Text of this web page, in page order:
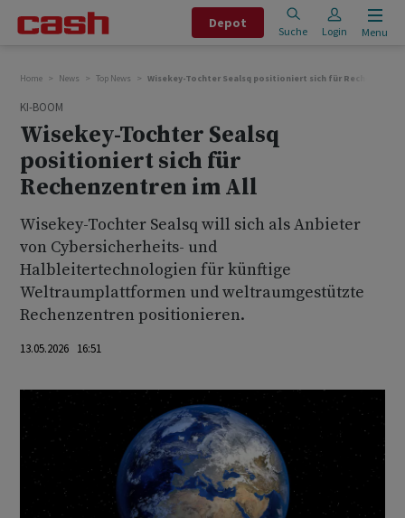
Depot
Suche Login Menu
Home News Top News Wisekey-Tochter Sealsq positioniert sich für
KI-BOOM
Wisekey-Tochter Sealsq
positioniert sich für
Rechenzentren im All
Wisekey-Tochter Sealsq will sich als Anbieter
von Cybersicherheits- und
Halbleitertechnologien für künftige
Weltraumplattformen und weltraumgestützte
Rechenzentren positionieren.
13.05.2026 16:51